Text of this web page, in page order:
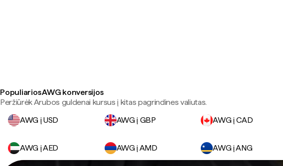
Populiarios AWG konversijos
Peržiūrėk Arubos guldenai kursus į kitas pagrindines valiutas.
AWG į USD
AWG į GBP AWG į CAD
AWG į AED AWG į AMD AWG į ANG